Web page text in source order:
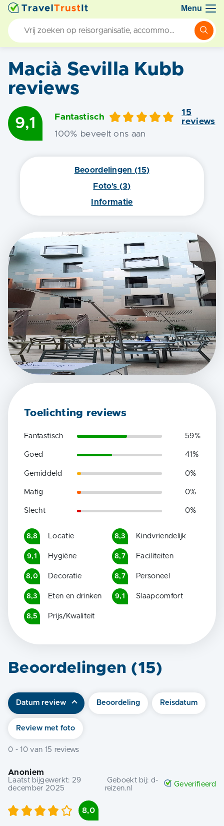
Menu
Macià Sevilla Kubb
reviews
9,1 Fantastisch
15
reviews
100% beveelt ons aan
Beoordelingen (15)
Foto's (3)
Informatie
Toelichting reviews
Fantastisch 59%
Goed 41 %
Gemiddeld 0%
Matig 0%
Slecht 0%
8,8 Locatie 8,3 Kindvriendelijk
9,1 Hygiëne 8,7 Faciliteiten
8,0 Decoratie 8,7 Personeel
8,3 Eten en drinken 9,1 Slaapcomfort
8,5 Prijs/Kwaliteit
Beoordelingen (15)
Datum review Beoordeling Reisdatum
Review met foto
0 - 10van 15 reviews
Anoniem
Laatst bijgewerkt: 29
december 2025
Geboekt bij: d-
reizen.nl
Geverifieerd
8,0